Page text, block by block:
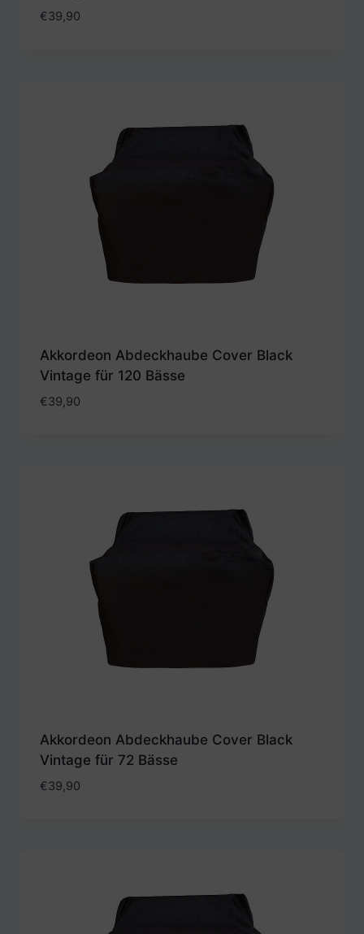
€39,90
Akkordeon Abdeckhaube Cover Black
Vintage für 120 Bässe
€39,90
Akkordeon Abdeckhaube Cover Black
Vintage für 72 Bässe
€39,90